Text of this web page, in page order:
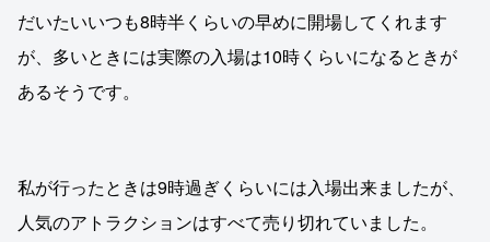
だいたいいつも8時半くらいの早めに開場してくれます
が、多いときには実際の入場は10時くらいになるときが
あるそうです。
私が行ったときは9時過ぎくらいには入場出来ましたが、
人気のアトラクションはすべて売り切れていました。